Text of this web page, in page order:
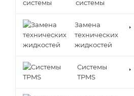
системы
Замена
технических
жидкостей
Cистемы
TPMS